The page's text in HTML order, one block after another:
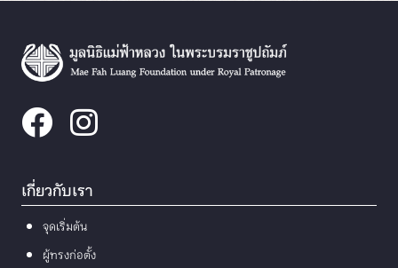
เกี่ยวกับเรา
จุดเริ่มต้น
ผู้ทรงก่อตั้ง